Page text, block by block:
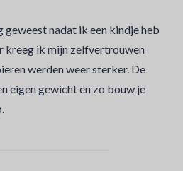
geweest nadat ik een kindje heb
kreeg ik mijn zelfvertrouwen
werden weer sterker. De
eigen gewicht en zo bouw je